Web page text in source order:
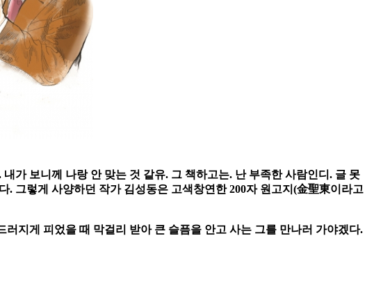
가 보니께 나랑 안 맞는 것 같유. 그 책하고는. 난 부족한 사람인디. 글 못
그렇게 사양하던 작가 김성동은 고색창연한 200자 원고지(金聖東이라고
지게 피었을 때 막걸리 받아 큰 슬픔을 안고 사는 그를 만나러 가야겠다.